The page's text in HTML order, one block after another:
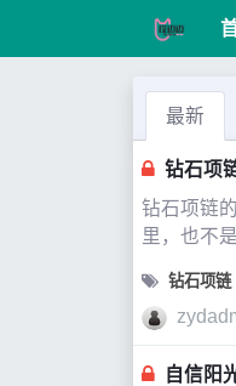
最新
钻石项
钻石项链
里，也不
钻石项链
自信阳